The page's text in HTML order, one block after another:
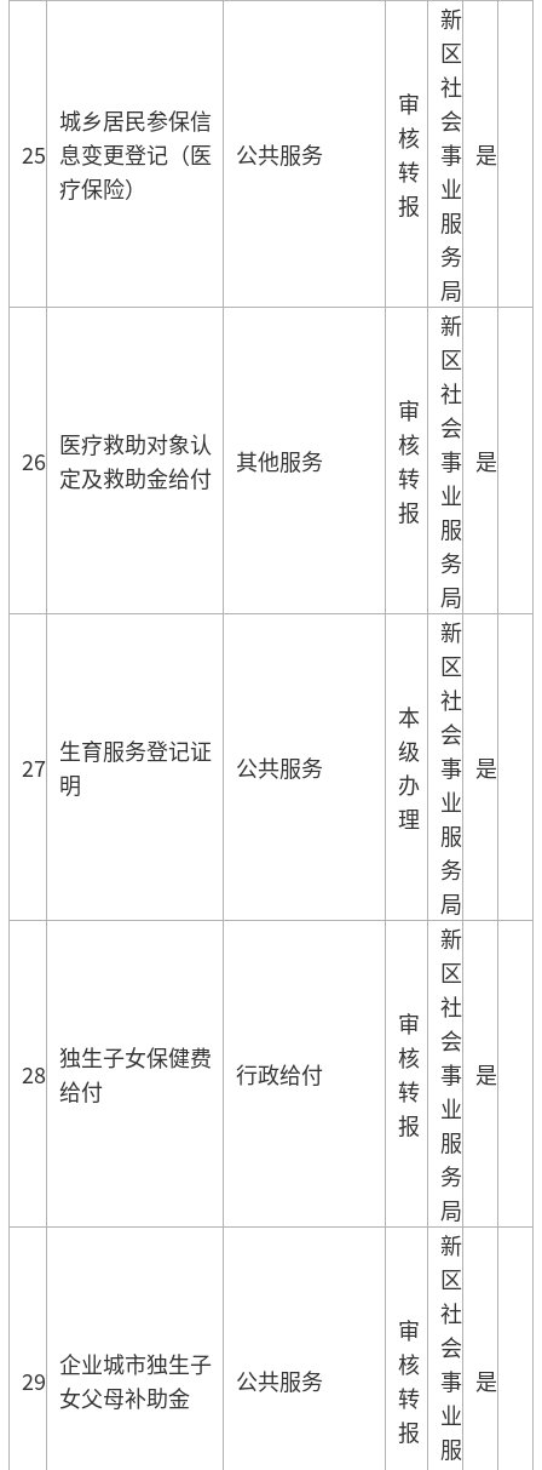
25
城乡居民参保信
息变更登记（医
疗保险）
公共服务
审
核
转
报
新
区
社
会
事
业
服
务
局
是
26
医疗救助对象认
定及救助金给付
其他服务
审
核
转
报
新
区
社
会
事
业
服
务
局
是
27
生育服务登记证
明
公共服务
本
级
办
理
新
区
社
会
事
业
服
务
局
是
28
独生子女保健费
给付
行政给付
审
核
转
报
新
区
社
会
事
业
服
务
局
是
29
企业城市独生子
女父母补助金
公共服务
审
核
转
报
新
区
社
会
事
业
服
是